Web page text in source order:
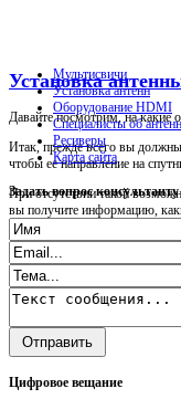
Установка
Давайте посмотрим, на какие
Итак, прежде всего вы должны
чтобы ее направление на
При отсутствии такой
вы получите информацию,
Мультисвичи
Установка антенн
Оборудование HDMI
Специалисты об
Ресиверы
Карта сайта
Задатьвопрос консультанту
Цифровое вещание